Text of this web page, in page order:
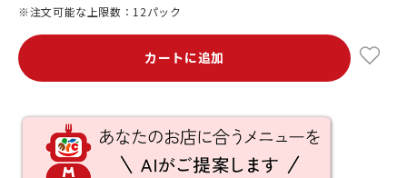
※注文可能な上限数：12パック
カートに追加